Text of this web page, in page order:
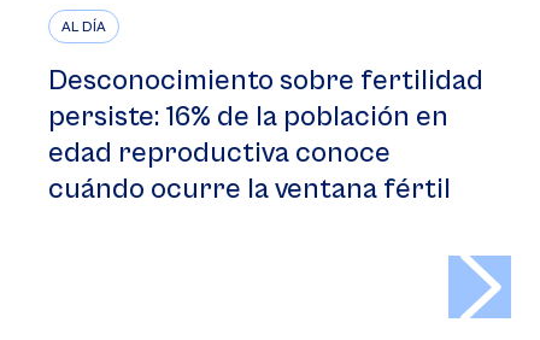
AL DÍA
Desconocimiento sobre fertilidad
persiste: 16% de la población en
edad reproductiva conoce
cuándo ocurre la ventana fértil